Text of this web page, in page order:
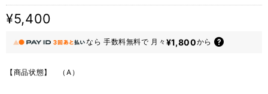
¥5,400
なら 手数料無料で 月々 ¥1,800から
【商品状態】 （A）